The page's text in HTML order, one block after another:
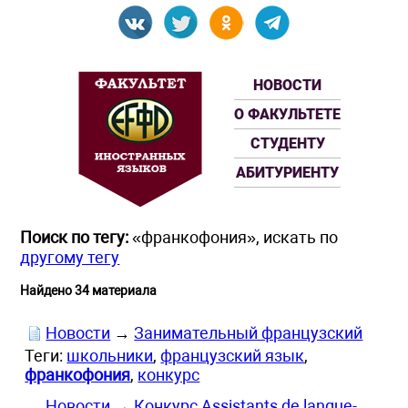
НОВОСТИ
О ФАКУЛЬТЕТЕ
СТУДЕНТУ
АБИТУРИЕНТУ
Поиск по тегу:«франкофония», искать по
другому тегу
Найдено 34 материала
Новости →Занимательный французский
Теги: школьники,французский язык,
франкофония, конкурс